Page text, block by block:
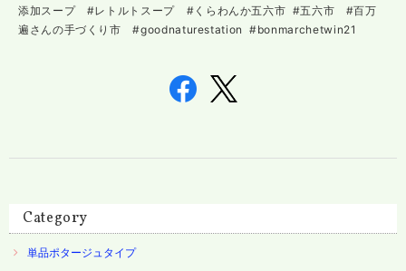
添加スープ #レトルトスープ #くらわんか五六市 #五六市 #百万
遍さんの手づくり市 #goodnaturestation #bonmarchetwin21
Category
単品ポタージュタイプ